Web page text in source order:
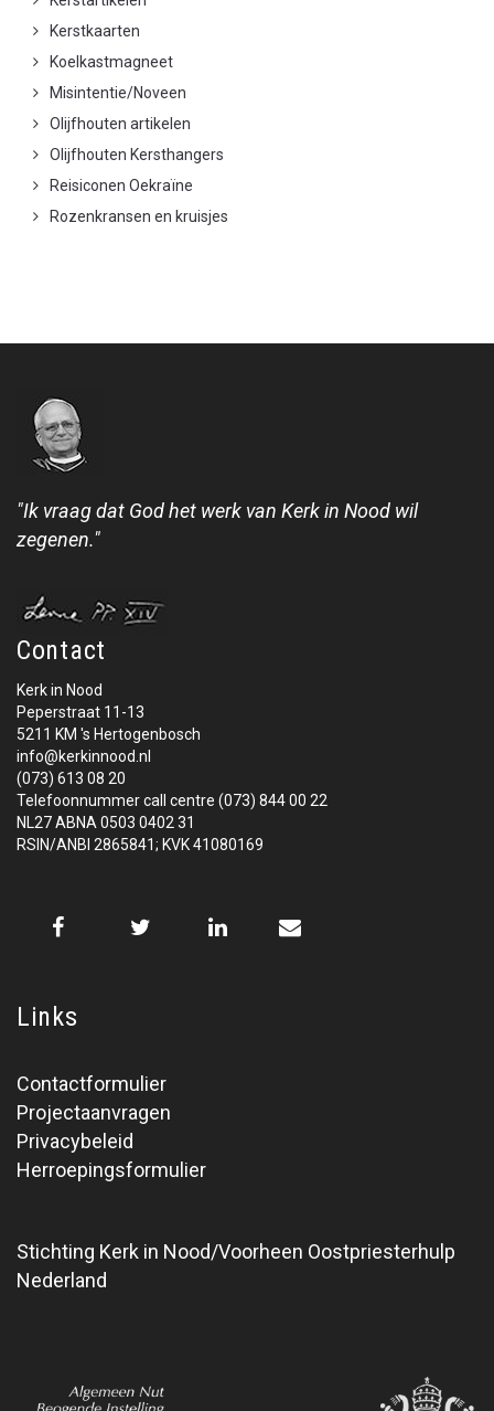
Kerstkaarten
Koelkastmagneet
Misintentie/Noveen
Olijfhouten artikelen
Olijfhouten Kersthangers
Reisiconen Oekraïne
Rozenkransen en kruisjes
"Ik vraag dat God het werk van Kerk in Nood wil
zegenen."
Contact
Kerk in Nood
Peperstraat 11-13
5211 KM 's Hertogenbosch
info@kerkinnood.nl
(073) 613 08 20
Telefoonnummer call centre (073) 844 00 22
NL27 ABNA 0503 0402 31
RSIN/ANBI 2865841; KVK 41080169
Links
Contactformulier
Projectaanvragen
Privacybeleid
Herroepingsformulier
Stichting Kerk in Nood/Voorheen Oostpriesterhulp
Nederland